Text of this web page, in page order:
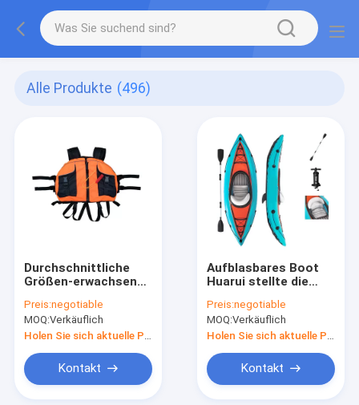
Alle Produkte (496)
Durchschnittliche
Größen-erwachsener
Küstenwache
Approved Life
Jackets EPE
Preis:negotiable
MOQ:Verkäuflich
Kontakt
Aufblasbares Boot
Huarui stellte die
Kajak 220 lbs Eco
freundliches 9x 32
Fuß fischt
Preis:negotiable
MOQ:Verkäuflich
Kontakt